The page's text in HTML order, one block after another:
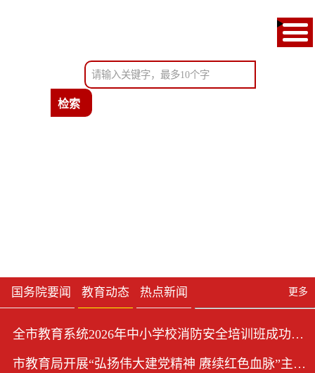
办事服务
国务院要闻 教育动态 更多
热点新闻
全市教育系统2026年中小学校消防安全培训班成功举办
2026-08-04
市教育局开展“弘扬伟大建党精神 赓续红色血脉”主题党日活动